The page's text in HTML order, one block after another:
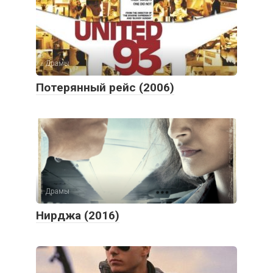
Драмы
Потерянный рейс (2006)
Драмы
Нирджа (2016)